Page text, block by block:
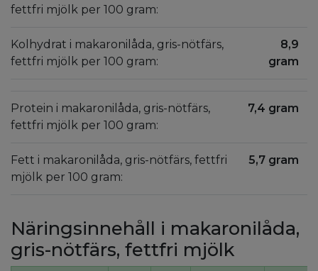
fettfri mjölk per 100 gram:
Kolhydrat i makaronilåda, gris-nötfärs,
fettfri mjölk per 100 gram:
8,9
gram
Protein i makaronilåda, gris-nötfärs,
fettfri mjölk per 100 gram:
7,4 gram
Fett i makaronilåda, gris-nötfärs, fettfri
mjölk per 100 gram:
5,7 gram
Näringsinnehåll i makaronilåda,
gris-nötfärs, fettfri mjölk